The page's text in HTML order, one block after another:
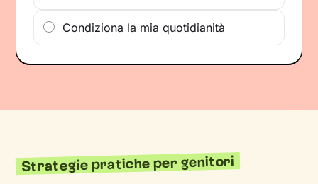
Condiziona la mia quotidianità
Strategie pratiche per genitori